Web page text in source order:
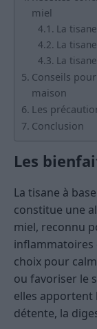
miel
La
La
La
Conseils
maison
Les
Conclusion
Les
La tisane à
constitue une
miel, reconnu
inflammatoires
choix pour
ou favoriser le
elles apportent
détente, la